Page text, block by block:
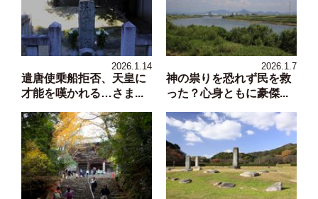
2026.1.14
遣唐使乗船拒否、天皇に
才能を嘆かれる…さま...
2026.1.7
神の祟りを恐れず民を救
った？心身ともに豪傑...